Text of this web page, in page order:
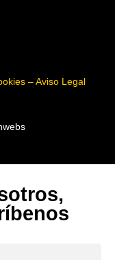
– Aviso Legal